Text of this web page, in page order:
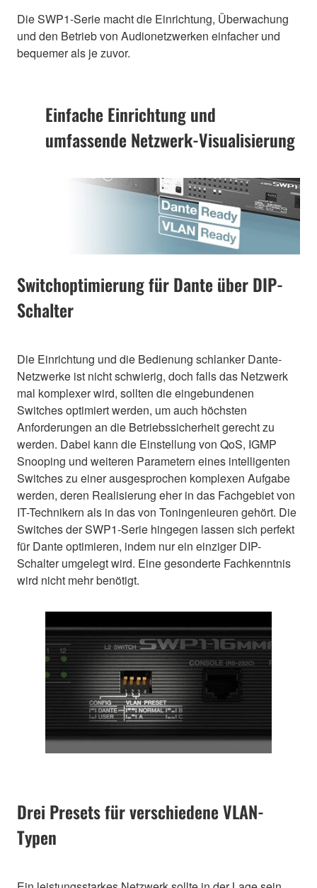
Die SWP1-Serie macht die Einrichtung, Überwachung
und den Betrieb von Audionetzwerken einfacher und
bequemer als je zuvor.
Einfache Einrichtung und
umfassende Netzwerk-Visualisierung
Switchoptimierung für Dante über DIP-
Schalter
Die Einrichtung und die Bedienung schlanker Dante-
Netzwerke ist nicht schwierig, doch falls das Netzwerk
mal komplexer wird, sollten die eingebundenen
Switches optimiert werden, um auch höchsten
Anforderungen an die Betriebssicherheit gerecht zu
werden. Dabei kann die Einstellung von QoS, IGMP
Snooping und weiteren Parametern eines intelligenten
Switches zu einer ausgesprochen komplexen Aufgabe
werden, deren Realisierung eher in das Fachgebiet von
IT-Technikern als in das von Toningenieuren gehört. Die
Switches der SWP1-Serie hingegen lassen sich perfekt
für Dante optimieren, indem nur ein einziger DIP-
Schalter umgelegt wird. Eine gesonderte Fachkenntnis
wird nicht mehr benötigt.
Drei Presets für verschiedene VLAN-
Typen